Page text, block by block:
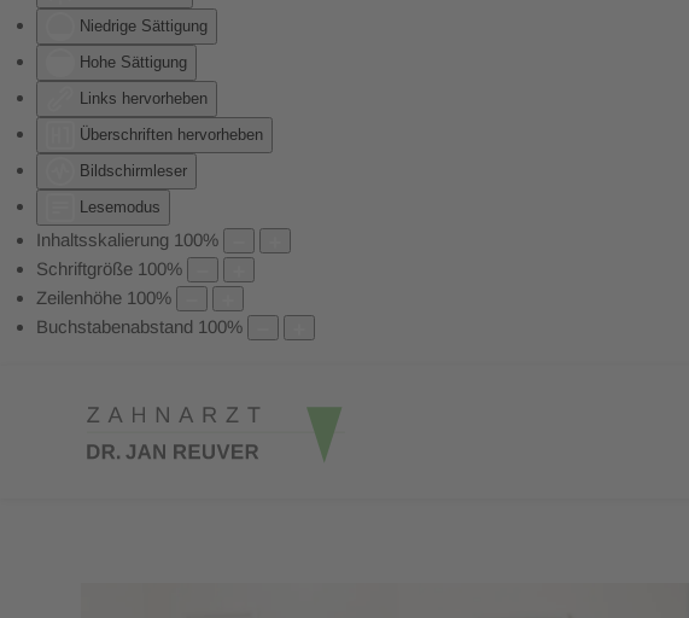
Niedrige Sättigung
Hohe Sättigung
Links hervorheben
Überschriften hervorheben
Bildschirmleser
Lesemodus
Inhaltsskalierung 100%
Schriftgröße 100%
Zeilenhöhe 100%
Buchstabenabstand 100%